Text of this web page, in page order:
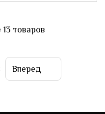
товаров
Вперед